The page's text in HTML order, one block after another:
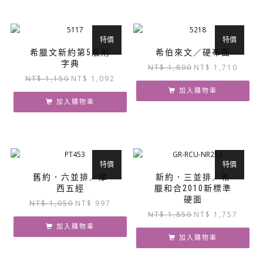
希臘文新約第5版附
字典
特價
NT$1,150 原
始
價
格：
NT$ 1,092
前
格：
加入購物車
希伯來文／硬布面
特價
NT$1,800 原
始
價
格：
NT$ 1,710
前
格：
加入購物車
舊約．六並排／摩
西五經
特價
NT$1,050 原
始
價
格：
NT$ 997
前
格：
加入購物車
新約．三並排／希
臘和合2010新標準
硬面
特價
NT$1,850 原
始
價
格：
NT$ 1,757
前
格：
加入購物車